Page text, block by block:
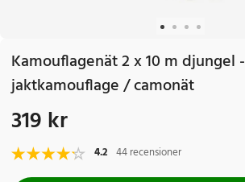
Kamouflagenät 2 x 10 m djungel -
jaktkamouflage / camonät
Pris:319 kr
319 kr
4.2 44 recensioner